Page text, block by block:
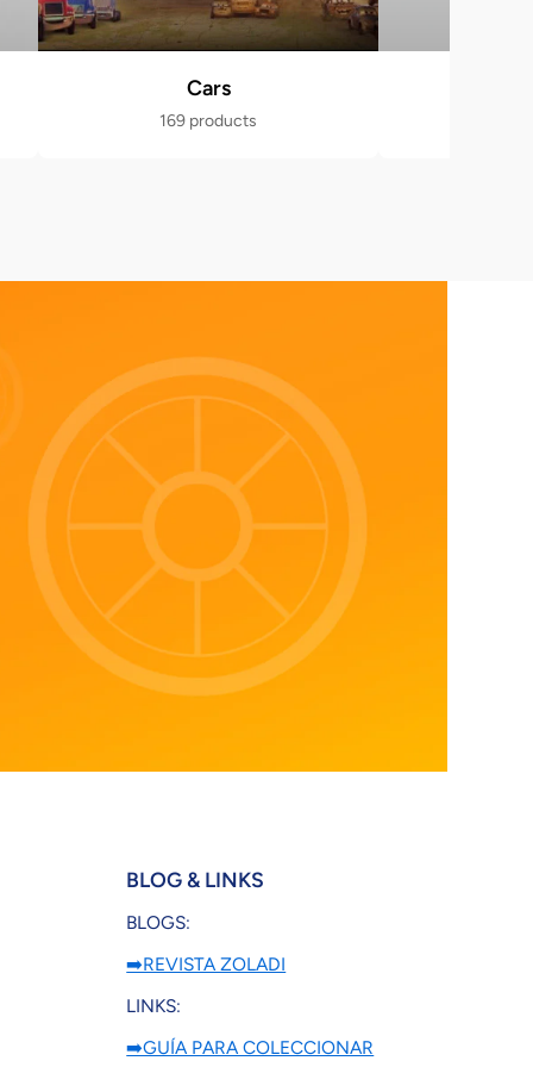
Cars
169 products
BLOG & LINKS
BLOGS:
➡️REVISTA ZOLADI
LINKS:
➡️GUÍA PARA COLECCIONAR